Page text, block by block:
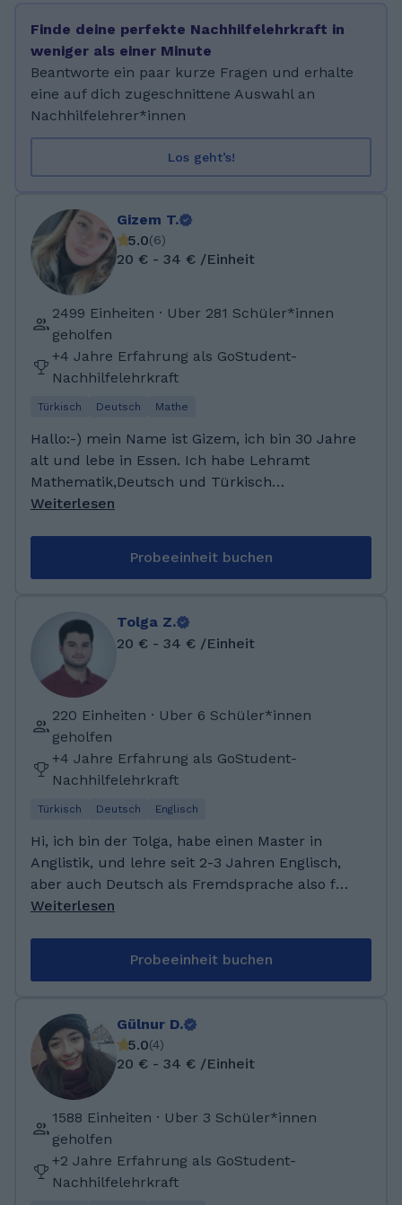
Laboratoriumsanalytik absolviert. Ich habe
fast 1 Jahr in diesem Beruf gearbeitet. Nun
studiere ich Lehramt in den Fächern
Germanistik und Mathematik.
Finde deine perfekte Nachhilfelehrkraft in
weniger als einer Minute
Beantworte ein paar kurze Fragen und erhalte
eine auf dich zugeschnittene Auswahl an
Nachhilfelehrer*innen
Los geht’s!
Gizem T.
5.0(6)
20 € - 34 € /Einheit
2499 Einheiten · Uber 281 Schüler*innen
geholfen
+4 Jahre Erfahrung als GoStudent-
Nachhilfelehrkraft
Türkisch Deutsch Mathe
Hallo:-) mein Name ist Gizem, ich bin 30 Jahre
alt und lebe in Essen. Ich habe Lehramt
Mathematik,Deutsch und Türkisch
studiert.Seit Januar 2022 bin ich als Tutorin
verbessern und Erfahrung zu sammeln, habe
ich zwei Semester mit dem ERASMUS-
Programm im Ausland studiert.
Weiterlesen
Probeeinheit buchen
Tolga Z.
20 € - 34 € /Einheit
220 Einheiten · Uber 6 Schüler*innen
geholfen
+4 Jahre Erfahrung als GoStudent-
Nachhilfelehrkraft
Türkisch Deutsch Englisch
Hi, ich bin der Tolga, habe einen Master in
Anglistik, und lehre seit 2-3 Jahren Englisch,
aber auch Deutsch als Fremdsprache also für
Leute deren Deutsch nicht ihre Muttersprache
möglich zu planen. Ich habe 2014 mein Abitur
an einem beruflichen Gymnasium mit dem
Schwerpunkt Wirtschaft gemacht. Im selben
Jahr habe ich begonnen an der Universität
Anglistik zu studieren; in diesem Fach habe
ich 2018 meinen Bachelor gemacht und 2021
meinen Master of Arts in English language
education gemacht.
Weiterlesen
Probeeinheit buchen
Gülnur D.
5.0(4)
20 € - 34 € /Einheit
1588 Einheiten · Uber 3 Schüler*innen
geholfen
+2 Jahre Erfahrung als GoStudent-
Nachhilfelehrkraft